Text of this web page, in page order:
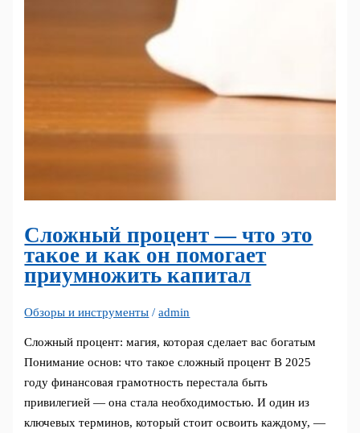
Сложный процент — что это
такое и как он помогает
приумножить капитал
Обзоры и инструменты /admin
Сложный процент: магия, которая сделает вас богатым
Понимание основ: что такое сложный процент В 2025
году финансовая грамотность перестала быть
привилегией — она стала необходимостью. И один из
ключевых терминов, который стоит освоить каждому, —